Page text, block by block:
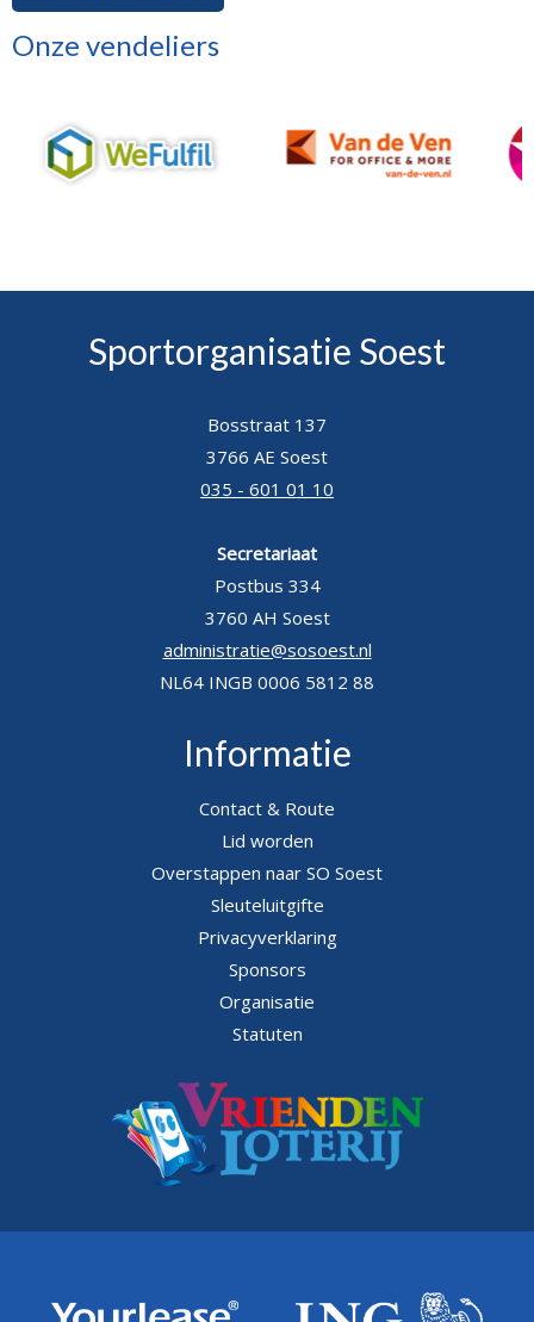
Onze vendeliers
Sportorganisatie Soest
Bosstraat 137
3766 AE Soest
035 - 601 01 10
Secretariaat
Postbus 334
3760 AH Soest
administratie@sosoest.nl
NL64 INGB 0006 5812 88
Informatie
Contact & Route
Lid worden
Overstappen naar SO Soest
Sleuteluitgifte
Privacyverklaring
Sponsors
Organisatie
Statuten